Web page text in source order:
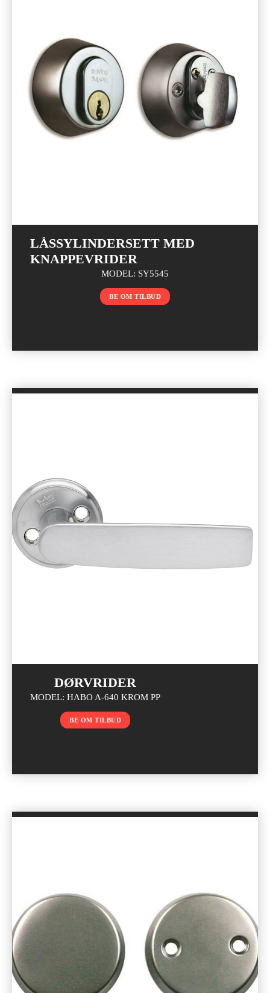
LÅSSYLINDERSETT MED
KNAPPEVRIDER
MODEL: SY5545
BE OM TILBUD
DØRVRIDER
MODEL: HABO A-640 KROM PP
BE OM TILBUD